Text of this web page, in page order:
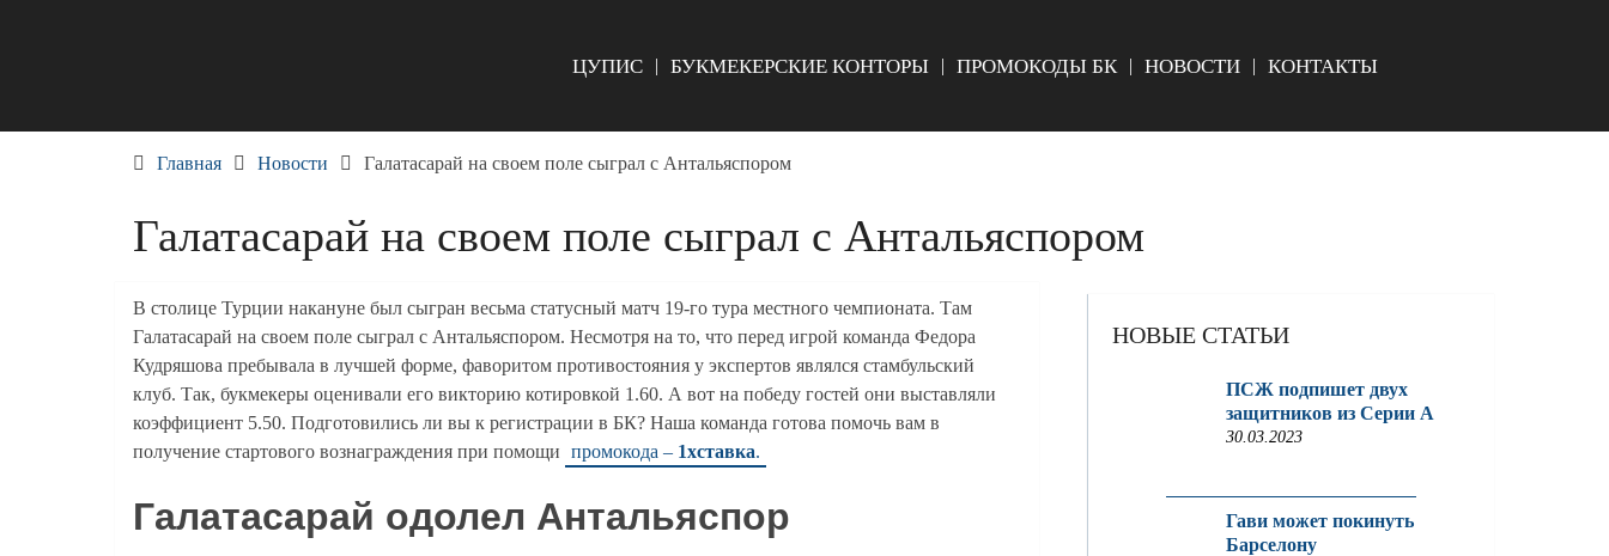
ЦУПИС БУКМЕКЕРСКИЕ КОНТОРЫ ПРОМОКОДЫ БК НОВОСТИ КОНТАКТЫ
Главная Новости Галатасарай на своем поле сыграл с Антальяспором
Галатасарай на своем поле сыграл с Антальяспором
В столице Турции накануне был сыгран весьма статусный матч 19-го тура местного чемпионата. Там
Галатасарай на своем поле сыграл с Антальяспором. Несмотря на то, что перед игрой команда Федора
Кудряшова пребывала в лучшей форме, фаворитом противостояния у экспертов являлся стамбульский
клуб. Так, букмекеры оценивали его викторию котировкой 1.60. А вот на победу гостей они выставляли
коэффициент 5.50. Подготовились ли вы к регистрации в БК? Наша команда готова помочь вам в
получение стартового вознаграждения при помощи промокода – 1хставка.
Галатасарай одолел Антальяспор
НОВЫЕ СТАТЬИ
ПСЖ подпишет двух
защитников из Серии A
30.03.2023
Гави может покинуть
Барселону